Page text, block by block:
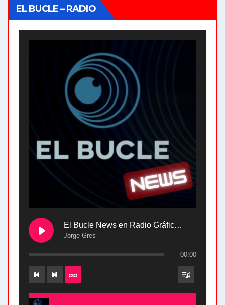
EL BUCLE – RADIO
El Bucle News en Radio Gráfica. Bloque 2 . 28.04.24
Jorge Gres
00:00